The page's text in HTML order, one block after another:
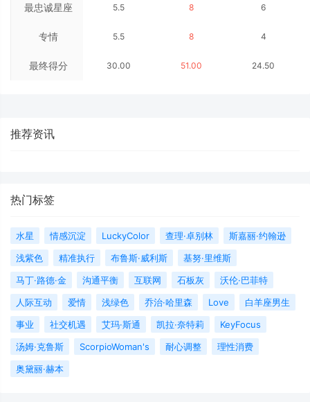
最忠诚星座
专情
最终得分
5.5
5.5
30.00
8
8
51.00
6
4
24.50
推荐资讯
热门标签
水星 情感沉淀 LuckyColor 查理·卓别林
斯嘉丽·约翰逊
浅紫色
精准执行 布鲁斯·威利斯
基努·里维斯
马丁·路德·金
沟通平衡 互联网 石板灰
沃伦·巴菲特
人际互动
爱情 浅绿色 乔治·哈里森 Love
白羊座男生
事业
社交机遇 艾玛·斯通 凯拉·奈特莉
KeyFocus
汤姆·克鲁斯
ScorpioWoman's 耐心调整
理性消费
奥黛丽·赫本